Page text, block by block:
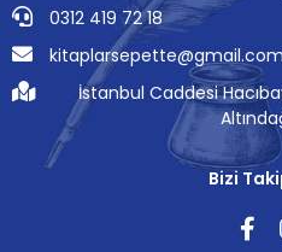
0312 419 72 18
kitaplarsepette@gmail.com
İstanbul Caddesi
Bizi